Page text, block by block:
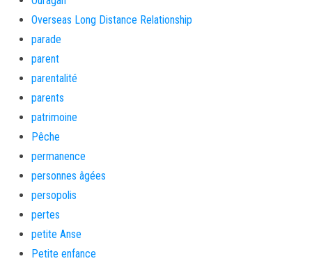
Overseas Long Distance Relationship
parade
parent
parentalité
parents
patrimoine
Pêche
permanence
personnes âgées
persopolis
pertes
petite Anse
Petite enfance